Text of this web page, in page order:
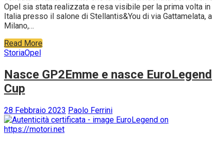
Opel sia stata realizzata e resa visibile per la prima volta in
Italia presso il salone di Stellantis&You di via Gattamelata, a
Milano,…
Read More
StoriaOpel
Nasce GP2Emme e nasce EuroLegend
Cup
28 Febbraio 2023 Paolo Ferrini